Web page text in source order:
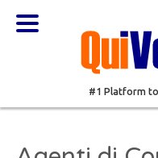
#1 Platform to